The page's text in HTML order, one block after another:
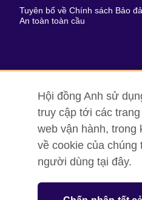
Tuyên bố về Chính sách Bảo
An toàn toàn cầu
Hội đồng Anh toàn cầu
© 2026 British Council
British Council (Viet Nam) LLC (
educational opportunities.
Hội đồng Anh sử
truy cập tới các
web vận hành, trong
về cookie của
người dùng tại đây.